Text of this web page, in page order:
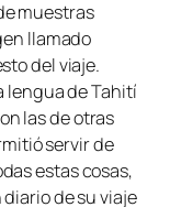
muestras
llamado
del viaje.
lengua de Tahití
las de otras
servir de
estas cosas,
diario de su viaje